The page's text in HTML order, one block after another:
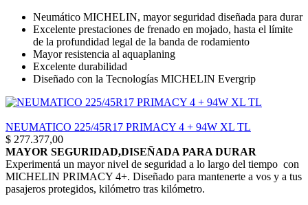
Neumático MICHELIN, mayor seguridad diseñada para durar
Excelente prestaciones de frenado en mojado, hasta el límite
de la profundidad legal de la banda de rodamiento
Mayor resistencia al aquaplaning
Excelente durabilidad
Diseñado con la Tecnologías MICHELIN Evergrip
NEUMATICO 225/45R17 PRIMACY 4 + 94W XL TL
$ 277.377,00
MAYOR SEGURIDAD,DISEÑADA PARA DURAR
Experimentá un mayor nivel de seguridad a lo largo del tiempo con
MICHELIN PRIMACY 4+. Diseñado para mantenerte a vos y a tus
pasajeros protegidos, kilómetro tras kilómetro.